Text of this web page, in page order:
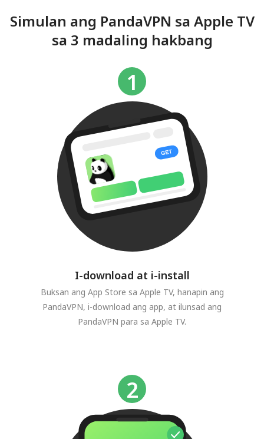
Simulan ang PandaVPN sa Apple TV
sa 3 madaling hakbang
I-download at i-install
Buksan ang App Store sa Apple TV, hanapin ang
PandaVPN, i-download ang app, at ilunsad ang
PandaVPN para sa Apple TV.